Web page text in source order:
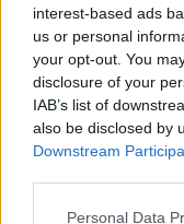
interest-based ads
us or personal
your opt-out. You
disclosure of your
IAB’s list of
also be disclosed by
Downstream
Personal Data